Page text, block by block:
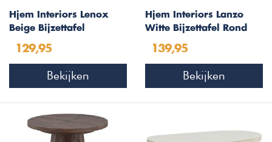
Hjem Interiors Lenox
Beige Bijzettafel
129,95
Bekijken
Hjem Interiors Lanzo
Witte Bijzettafel Rond
139,95
Bekijken